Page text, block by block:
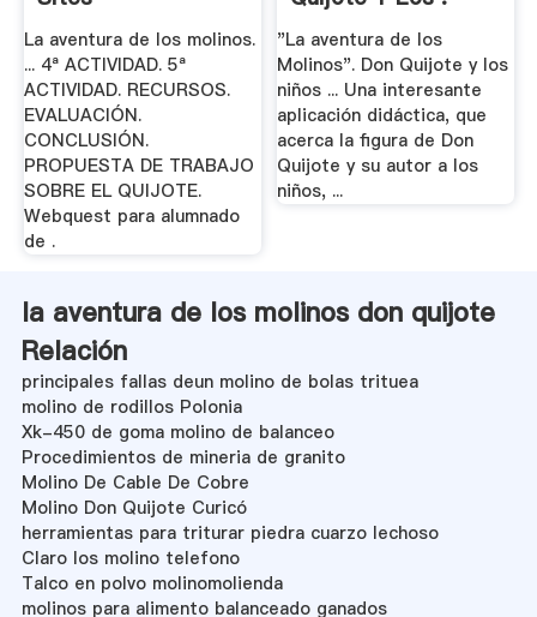
La aventura de los molinos.
... 4ª ACTIVIDAD. 5ª
ACTIVIDAD. RECURSOS.
EVALUACIÓN.
CONCLUSIÓN.
PROPUESTA DE TRABAJO
SOBRE EL QUIJOTE.
Webquest para alumnado
de .
"La aventura de los
Molinos". Don Quijote y los
niños ... Una interesante
aplicación didáctica, que
acerca la figura de Don
Quijote y su autor a los
niños, ...
la aventura de los molinos don quijote
Relación
principales fallas deun molino de bolas trituea
molino de rodillos Polonia
Xk-450 de goma molino de balanceo
Procedimientos de mineria de granito
Molino De Cable De Cobre
Molino Don Quijote Curicó
herramientas para triturar piedra cuarzo lechoso
Claro los molino telefono
Talco en polvo molinomolienda
molinos para alimento balanceado ganados